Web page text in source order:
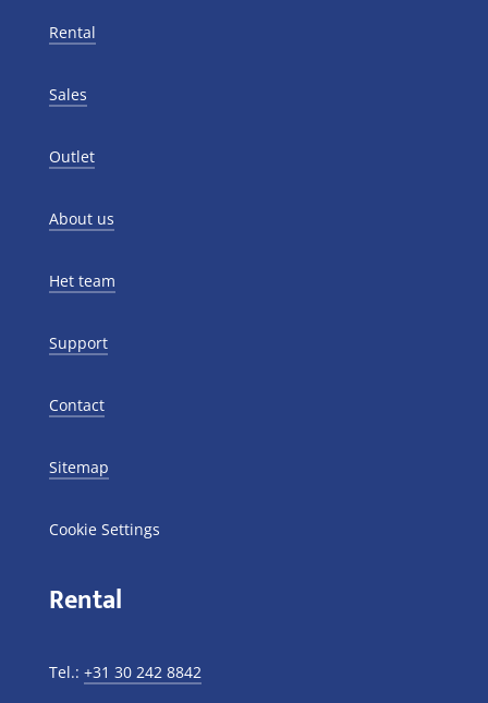
Rental
Sales
Outlet
About us
Het team
Support
Contact
Sitemap
Cookie Settings
Rental
Tel.: +31 30 242 8842